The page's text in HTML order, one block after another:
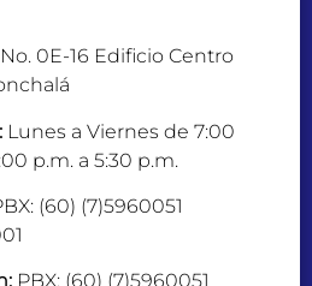
0E-16 Edificio Centro
Lunes a Viernes de 7:00
p.m. a 5:30 p.m.
(60) (7)5960051
PBX: (60) (7)5960051